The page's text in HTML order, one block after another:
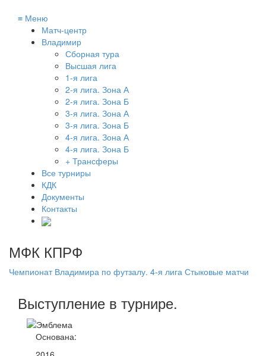
≡ Меню
Матч-центр
Владимир
Сборная тура
Высшая лига
1-я лига
2-я лига. Зона А
2-я лига. Зона Б
3-я лига. Зона А
3-я лига. Зона Б
4-я лига. Зона А
4-я лига. Зона Б
+ Трансферы
Все турниры
КДК
Документы
Контакты
МФК КПРФ
Чемпионат Владимира по футзалу. 4-я лига Стыковые матчи
Выступление в турнире.
Основана: